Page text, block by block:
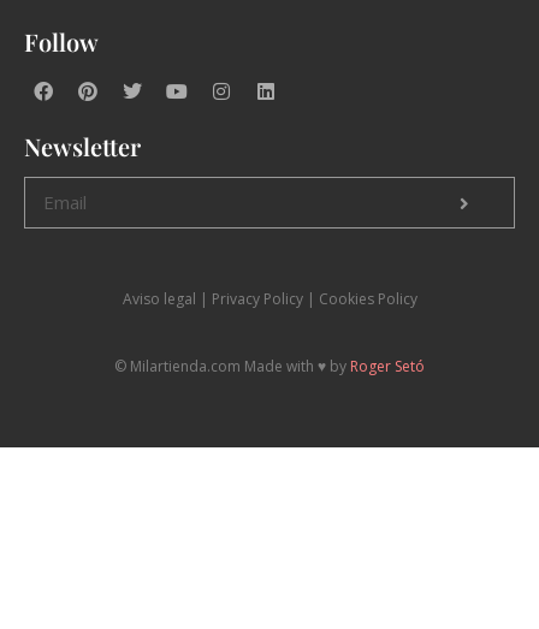
Follow
Newsletter
Aviso legal | Privacy Policy | Cookies Policy
© Milartienda.com Made with ♥️ by Roger Setó